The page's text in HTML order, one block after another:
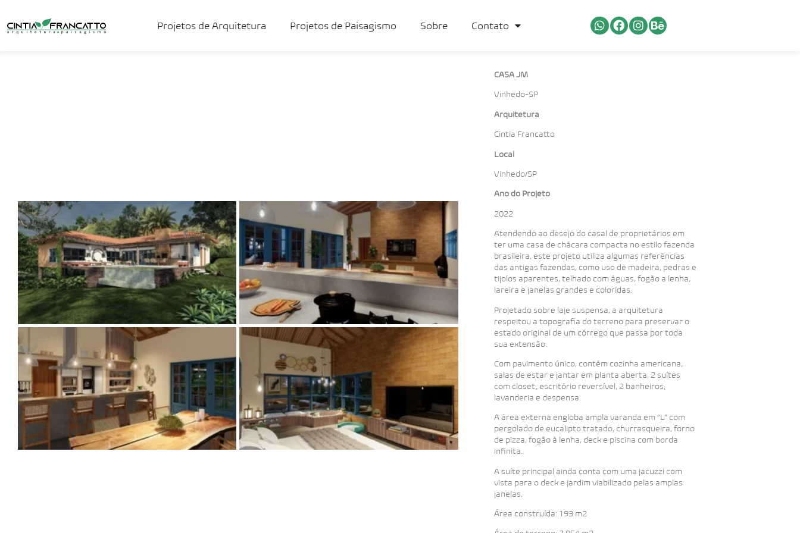
Projetos de Arquitetura Projetos de Paisagismo Sobre Contato
CASA JM
Vinhedo-SP
Arquitetura
Cintia Francatto
Local
Vinhedo/SP
Ano do Projeto
2022
Atendendo ao desejo do casal de proprietários em
ter uma casa de chácara compacta no estilo fazenda
brasileira, este projeto utiliza algumas referências
das antigas fazendas, como uso de madeira, pedras e
tijolos aparentes, telhado com águas, fogão a lenha,
lareira e janelas grandes e coloridas.
Projetado sobre laje suspensa, a arquitetura
respeitou a topografia do terreno para preservar o
estado original de um córrego que passa por toda
sua extensão.
Com pavimento único, contém cozinha americana,
salas de estar e jantar em planta aberta, 2 suítes
com closet, escritório reversível, 2 banheiros,
lavanderia e despensa.
A área externa engloba ampla varanda em “L” com
pergolado de eucalipto tratado, churrasqueira, forno
de pizza, fogão à lenha, deck e piscina com borda
infinita.
A suíte principal ainda conta com uma jacuzzi com
vista para o deck e jardim viabilizado pelas amplas
janelas.
Área construída: 193 m2